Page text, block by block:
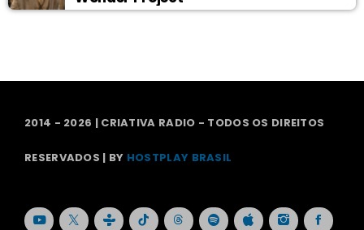
2014 - 2026 | CRIATIVA RADIO - TODOS OS DIREITOS
RESERVADOS | BY HOSTPLAY BRASIL